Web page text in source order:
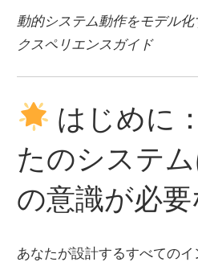
動的システム動作をモデル
クスペリエンスガイド
はじめに
たのシステム
の意識が必
あなたが設計するすべての